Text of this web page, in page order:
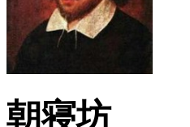
朝寝坊